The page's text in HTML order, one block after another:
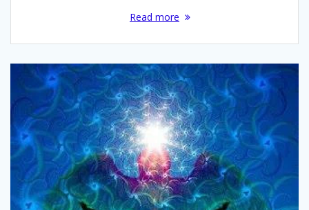
Read more